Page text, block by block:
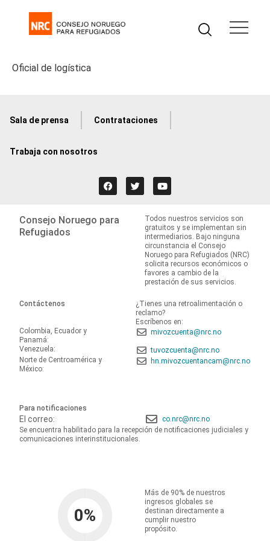
Oficial de logística
Sala de prensa Contrataciones
Trabaja con nosotros
Consejo Noruego para
Refugiados
Todos nuestros servicios son
gratuitos y se implementan sin
intermediarios. Bajo ninguna
circunstancia el Consejo
Noruego para Refugiados (NRC)
solicita recursos económicos o
favores a cambio de la
prestación de sus servicios.
Contáctenos
¿Tienes una retroalimentación o
reclamo?
Escríbenos en:
Colombia, Ecuador y
Panamá:
mivozcuenta@nrc.no
Venezuela:
tuvozcuenta@nrc.no
Norte de Centroamérica y
México:
hn.mivozcuentancam@nrc.no
Para notificaciones
El correo:
co.nrc@nrc.no
Se encuentra habilitado para la recepción de notificaciones judiciales y
comunicaciones interinstitucionales.
0%
Más de 90% de nuestros
ingresos globales se
destinan directamente a
cumplir nuestro
propósito.